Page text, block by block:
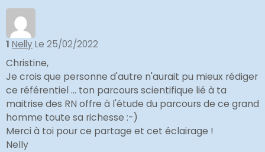
1 NellyLe 25/02/2022
Christine,
Je crois que personne d'autre n'aurait pu mieux rédiger
ce référentiel ... ton parcours scientifique lié à ta
maitrise des RN offre à l'étude du parcours de ce grand
homme toute sa richesse :-)
Merci à toi pour ce partage et cet éclairage !
Nelly